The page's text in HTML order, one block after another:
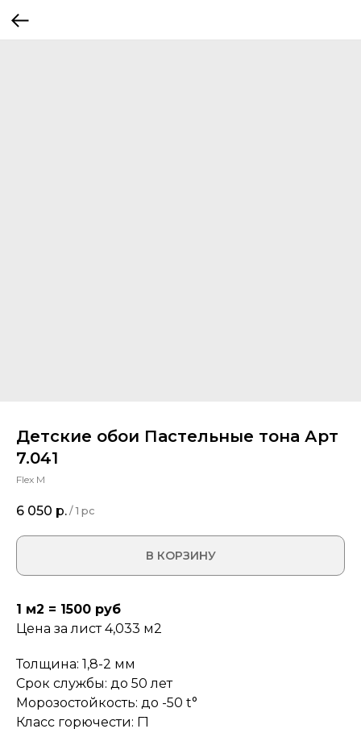
Детские обои Пастельные тона Арт
7.041
Flex M
6 050 р. / 1 pc
В КОРЗИНУ
1 м2 = 1500 руб
Цена за лист 4,033 м2
Толщина: 1,8-2 мм
Срок службы: до 50 лет
Морозостойкость: до -50 t°
Класс горючести: Г1